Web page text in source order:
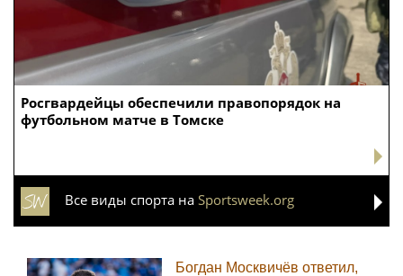
Росгвардейцы обеспечили правопорядок на
футбольном матче в Томске
Все виды спорта на Sportsweek.org
Богдан Москвичёв ответил,